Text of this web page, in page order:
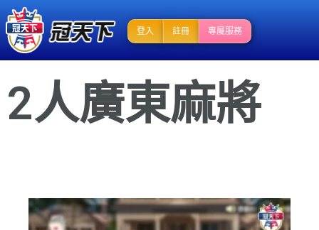
登入 註冊 專屬服務
2人廣東麻將